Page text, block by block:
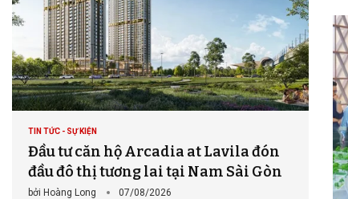
TIN TỨC - SỰ KIỆN
Đầu tư căn hộ Arcadia at Lavila đón
đầu đô thị tương lai tại Nam Sài Gòn
bởi Hoàng Long 07/08/2026